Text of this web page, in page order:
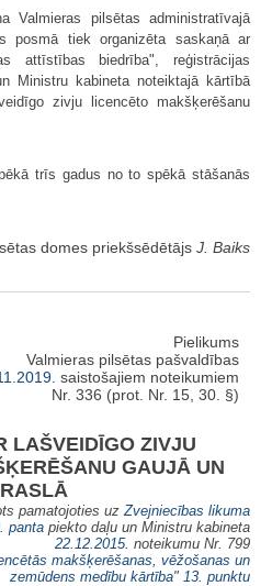
Valmieras pilsētas administratīvajā
posmā tiek organizēta saskaņā ar
attīstības biedrība", reģistrācijas
Ministru kabineta noteiktajā kārtībā
zivju licencēto makšķerēšanu
trīs gadus no to spēkā stāšanās
domes priekšsēdētājs J. Baiks
Pielikums
Valmieras pilsētas pašvaldības
saistošajiem noteikumiem
Nr. 336 (prot. Nr. 15, 30. §)
LAŠVEIDĪGO ZIVJU
GAUJĀ UN
pamatojoties uzZvejniecības likuma
panta piekto daļu un Ministru kabineta
22.12.2015. noteikumu Nr. 799
makšķerēšanas, vēžošanas un
zemūdens medību kārtība" 13. punktu